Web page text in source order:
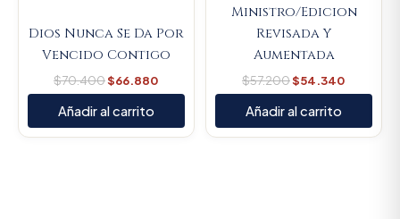
Dios Nunca Se Da Por
Vencido Contigo
$70.400$66.880
Añadir al carrito
Ministro/Edicion
Revisada Y
Aumentada
$57.200$54.340
Añadir al carrito